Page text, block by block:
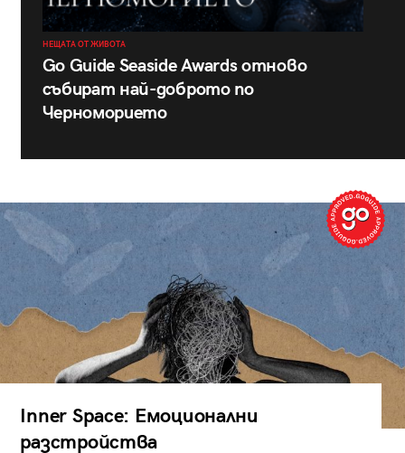
НЕЩАТА ОТ ЖИВОТА
Go Guide Seaside Awards отново
събират най-доброто по
Черноморието
Inner Space: Емоционални
разстройства